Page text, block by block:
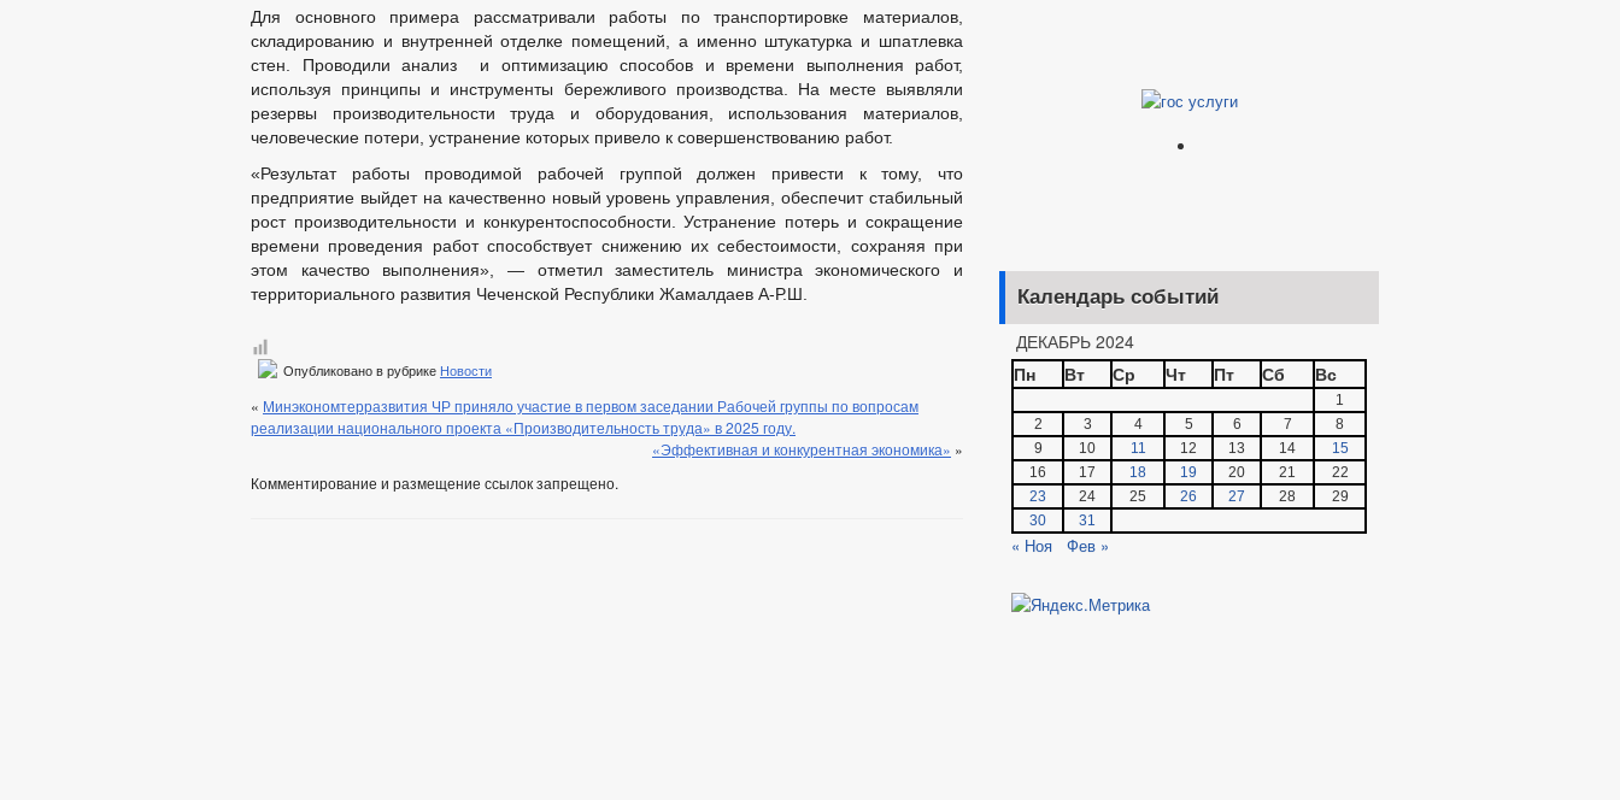
Для основного примера рассматривали работы по транспортировке материалов,
складированию и внутренней отделке помещений, а именно штукатурка и шпатлевка
стен. Проводили анализ и оптимизацию способов и времени выполнения работ,
используя принципы и инструменты бережливого производства. На месте выявляли
резервы производительности труда и оборудования, использования материалов,
человеческие потери, устранение которых привело к совершенствованию работ.
«Результат работы проводимой рабочей группой должен привести к тому, что
предприятие выйдет на качественно новый уровень управления, обеспечит стабильный
рост производительности и конкурентоспособности. Устранение потерь и сокращение
времени проведения работ способствует снижению их себестоимости, сохраняя при
этом качество выполнения», — отметил заместитель министра экономического и
территориального развития Чеченской Республики Жамалдаев А-Р.Ш.
Опубликовано в рубрике Новости
« Минэкономтерразвития ЧР приняло участие в первом заседании Рабочей группы по вопросам
реализации национального проекта «Производительность труда» в 2025 году.
«Эффективная и конкурентная экономика» »
Комментирование и размещение ссылок запрещено.
Календарь событий
ДЕКАБРЬ 2024
Пн
Вт Ср Чт Пт Сб Вс
1
2
3 4 5 6 7
8
9
10 11 12 13 14
15
16
17 18 19 20 21
22
23
24 25 26 27 28
29
30
31
« Ноя Фев »